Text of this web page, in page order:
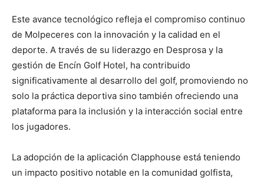
Este avance tecnológico refleja el compromiso continuo
de Molpeceres con la innovación y la calidad en el
deporte. A través de su liderazgo en Desprosa y la
gestión de Encín Golf Hotel, ha contribuido
significativamente al desarrollo del golf, promoviendo no
solo la práctica deportiva sino también ofreciendo una
plataforma para la inclusión y la interacción social entre
los jugadores​​​​.
La adopción de la aplicación Clapphouse está teniendo
un impacto positivo notable en la comunidad golfista,